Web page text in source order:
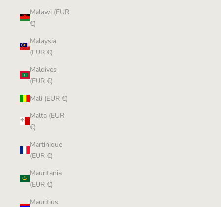
Malawi (EUR
€)
Malaysia
(EUR €)
Maldives
(EUR €)
Mali (EUR €)
Malta (EUR
€)
Martinique
(EUR €)
Mauritania
(EUR €)
Mauritius